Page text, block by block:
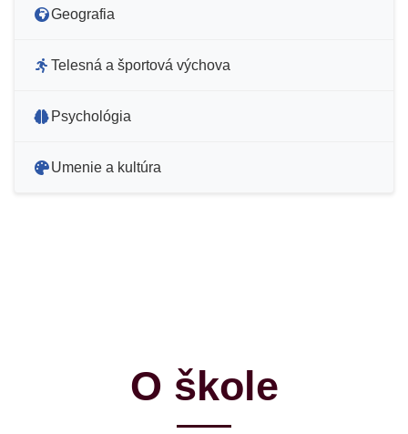
Geografia
Telesná a športová výchova
Psychológia
Umenie a kultúra
O škole